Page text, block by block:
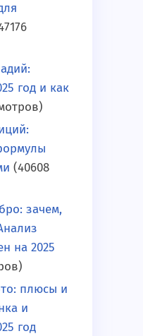
год и как
(40608
зачем,
на 2025
плюсы и
и
год